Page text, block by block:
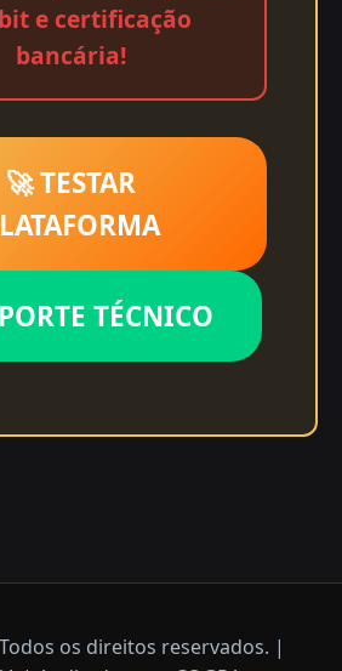
e certificação
bancária!
🚀 TESTAR
TÉCNICO
os direitos reservados. |